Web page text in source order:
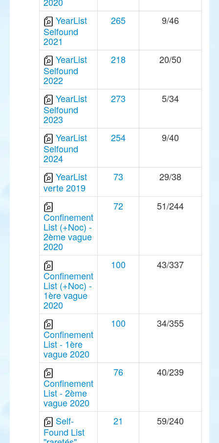
YearList
Selfound
2021
265 9/46
YearList
Selfound
2022
218 20/50
YearList
Selfound
2023
273 5/34
YearList
Selfound
2024
254 9/40
YearList
verte 2019
73 29/38
Confinement
List (+Noc) -
2ème vague
2020
72 51/244
Confinement
List (+Noc) -
1ère vague
2020
100 43/337
Confinement
List - 1ère
vague 2020
100 34/355
Confinement
List - 2ème
vague 2020
76 40/239
Self-
Found List
21 59/240